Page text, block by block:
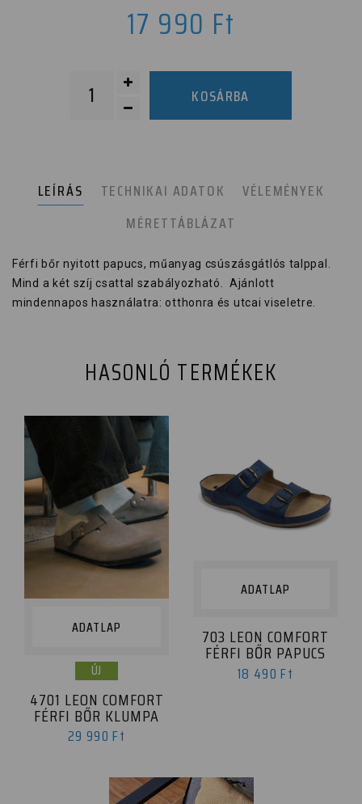
17 990 Ft
KOSÁRBA
LEÍRÁS TECHNIKAI ADATOK
VÉLEMÉNYEK
MÉRETTÁBLÁZAT
Férfi bőr nyitott papucs, műanyag csúszásgátlós talppal.
Mind a két szíj csattal szabályozható. Ajánlott
mindennapos használatra: otthonra és utcai viseletre.
HASONLÓ TERMÉKEK
ADATLAP
ÚJ
4701 LEON COMFORT
FÉRFI BŐR KLUMPA
29 990 Ft
ADATLAP
703 LEON COMFORT
FÉRFI BŐR PAPUCS
18 490 Ft